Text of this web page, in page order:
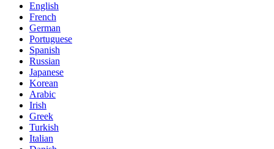
English
French
German
Portuguese
Spanish
Russian
Japanese
Korean
Arabic
Irish
Greek
Turkish
Italian